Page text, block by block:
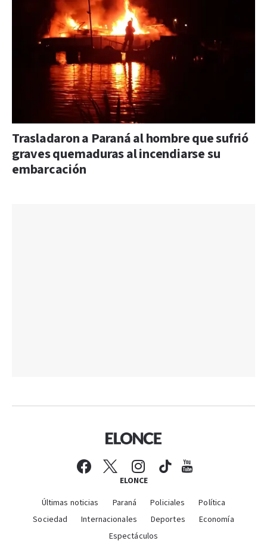
Trasladaron a Paraná al hombre que sufrió
graves quemaduras al incendiarse su
embarcación
ELONCE
Últimas noticias Paraná Policiales
Política
Sociedad
Internacionales Deportes
Economía
Espectáculos